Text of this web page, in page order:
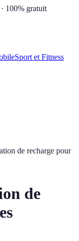
100% gratuit
Sport et Fitness
de recharge pour
de